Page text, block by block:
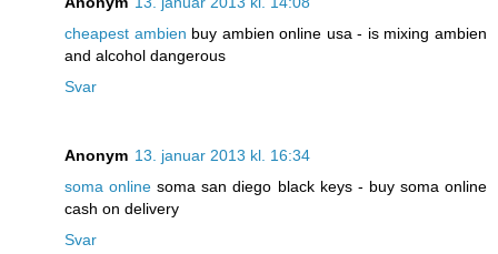
cheapest ambien buy ambien online usa - is mixing ambien
and alcohol dangerous
Svar
Anonym 13. januar 2013 kl. 16:34
soma online soma san diego black keys - buy soma online
cash on delivery
Svar